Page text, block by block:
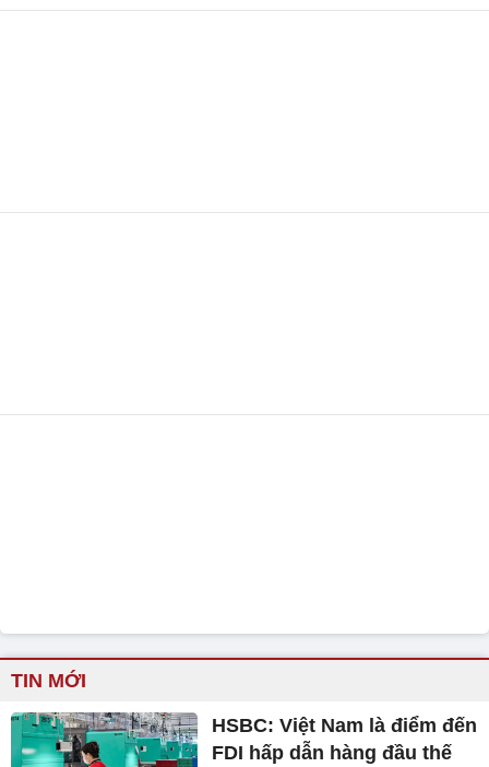
TIN MỚI
HSBC: Việt Nam là điểm đến
FDI hấp dẫn hàng đầu thế